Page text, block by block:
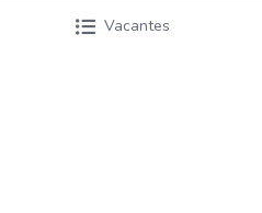
Ayudante de Mostrador
Vacantes